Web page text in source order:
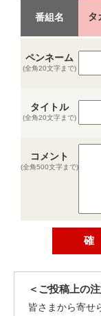
番組名 タ
ペンネーム
(全角20文字まで)
タイトル
(全角20文字まで)
コメント
(全角500文字まで)
＜ご投稿上の
皆さまから寄せ